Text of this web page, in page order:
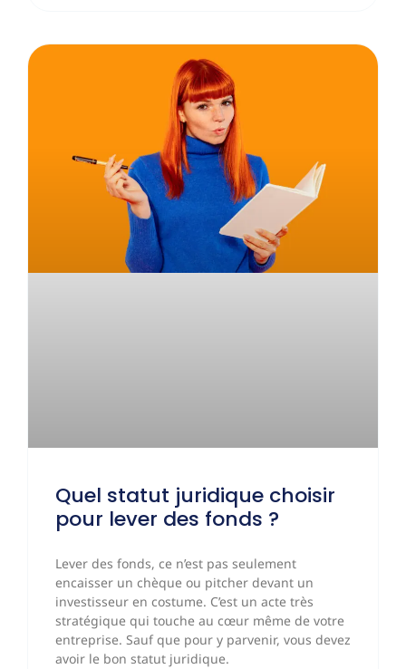
Quel statut juridique choisir
pour lever des fonds ?
Lever des fonds, ce n’est pas seulement
encaisser un chèque ou pitcher devant un
investisseur en costume. C’est un acte très
stratégique qui touche au cœur même de votre
entreprise. Sauf que pour y parvenir, vous devez
avoir le bon statut juridique.